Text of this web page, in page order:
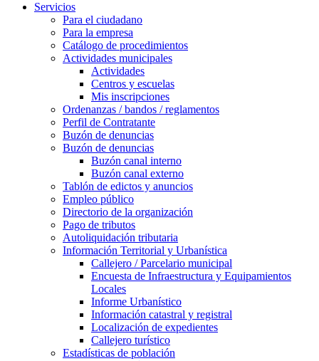
Servicios
Para el ciudadano
Para la empresa
Catálogo de procedimientos
Actividades municipales
Actividades
Centros y escuelas
Mis inscripciones
Ordenanzas / bandos / reglamentos
Perfil de Contratante
Buzón de denuncias
Buzón de denuncias
Buzón canal interno
Buzón canal externo
Tablón de edictos y anuncios
Empleo público
Directorio de la organización
Pago de tributos
Autoliquidación tributaria
Información Territorial y Urbanística
Callejero / Parcelario municipal
Encuesta de Infraestructura y Equipamientos
Locales
Informe Urbanístico
Información catastral y registral
Localización de expedientes
Callejero turístico
Estadísticas de población